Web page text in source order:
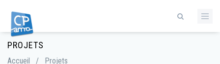
contenu
principal
PROJETS
Fil
d'Ariane
Accueil / Projets